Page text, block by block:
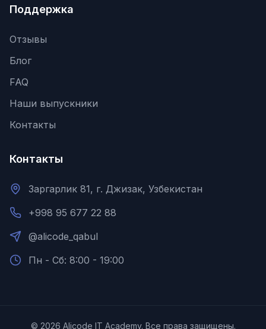
Поддержка
Отзывы
Блог
FAQ
Наши выпускники
Контакты
Контакты
Заргарлик 81, г. Джизак, Узбекистан
+998 95 677 22 88
@alicode_qabul
Пн - Сб: 8:00 - 19:00
© 2026 Alicode IT Academy. Все права защищены.